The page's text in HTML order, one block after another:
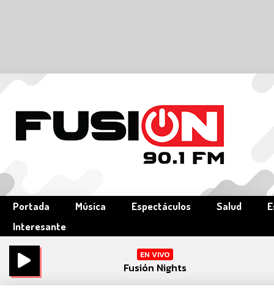
Portada Música Espectáculos Salud
Interesante
EN VIVO
Fusión Nights